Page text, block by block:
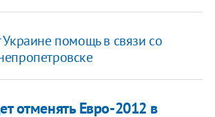
Украине помощь в связи со
отменять Евро-2012 в